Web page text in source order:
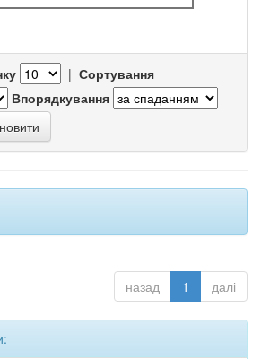
| Сортування
Впорядкування
назад 1 далі